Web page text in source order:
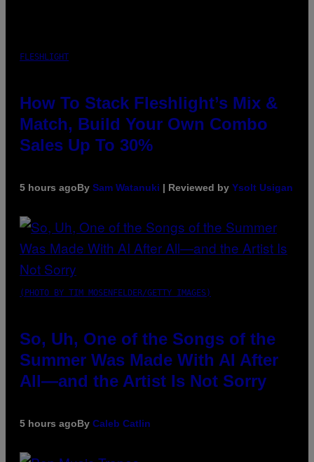
FLESHLIGHT
How To Stack Fleshlight’s Mix &
Match, Build Your Own Combo
Sales Up To 30%
5 hours agoBy Sam Watanuki | Reviewed by Ysolt Usigan
(PHOTO BY TIM MOSENFELDER/GETTY IMAGES)
So, Uh, One of the Songs of the
Summer Was Made With AI After
All—and the Artist Is Not Sorry
5 hours agoBy Caleb Catlin